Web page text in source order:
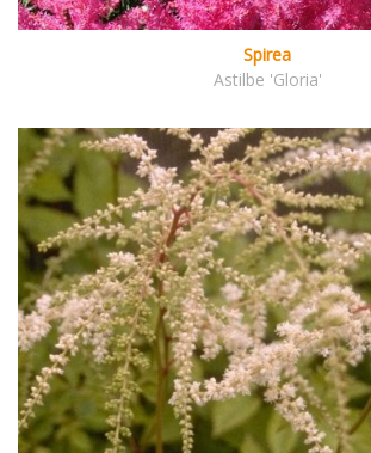
Spirea
Astilbe 'Gloria'